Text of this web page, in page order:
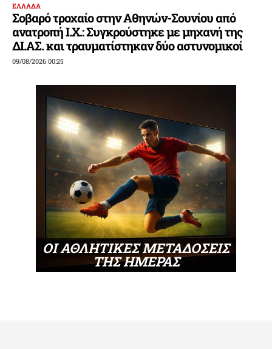
ΕΛΛΑΔΑ
Σοβαρό τροχαίο στην Αθηνών-Σουνίου από
ανατροπή Ι.Χ.: Συγκρούστηκε με μηχανή της
ΔΙ.ΑΣ. και τραυματίστηκαν δύο αστυνομικοί
09/08/2026 00:25
ΟΙ ΑΘΛΗΤΙΚΕΣ ΜΕΤΑΔΟΣΕΙΣ
ΤΗΣ ΗΜΕΡΑΣ